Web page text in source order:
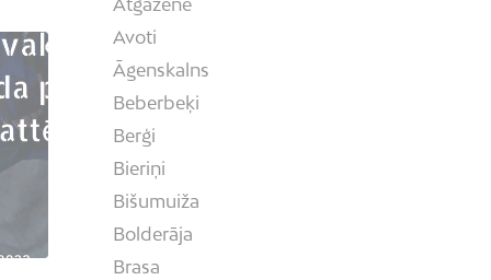
Atgāzene
Avoti
Āgenskalns
Beberbeķi
Berģi
Bieriņi
Bišumuiža
Bolderāja
Brasa